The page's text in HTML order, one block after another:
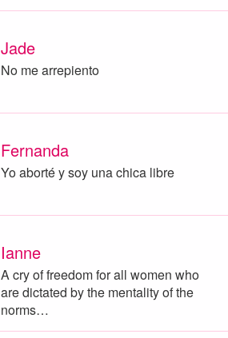
Jade
No me arrepiento
Fernanda
Yo aborté y soy una chica libre
Ianne
A cry of freedom for all women who
are dictated by the mentality of the
norms…